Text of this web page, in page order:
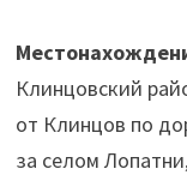
Клинцовский
от Клинцов по
за селом Лопатни